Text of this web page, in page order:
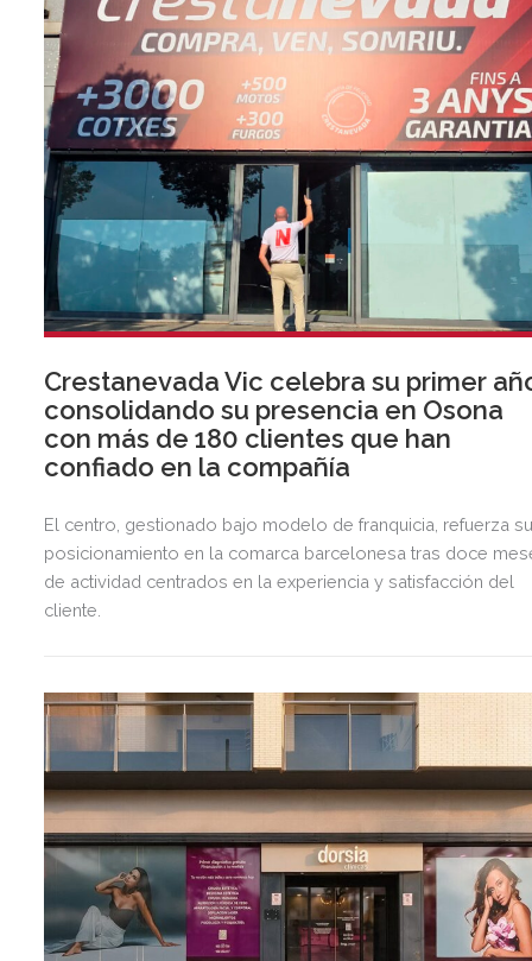
Crestanevada Vic celebra su primer
consolidando su presencia en Osona
con más de 180 clientes que han
confiado en la compañía
El centro, gestionado bajo modelo de franquicia, refuerza
posicionamiento en la comarca barcelonesa tras doce
de actividad centrados en la experiencia y satisfacción del
cliente.